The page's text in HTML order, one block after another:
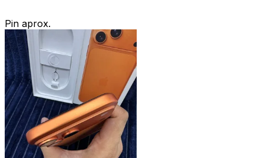
Pin aprox.